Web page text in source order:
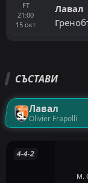
FT
21:00
15 окт
Лавал
СЪСТАВИ
Лавал
Olivier Frapolli
4-4-2
M.